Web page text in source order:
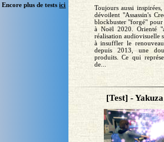
Encore plus de testsici
Toujours aussi
dévoilent "Assassin's
blockbuster "forgé" pour
à Noël 2020. Orienté
réalisation audiovisuelle
à insuffler le
depuis 2013, une
produits. Ce qui
de...
[Test] -